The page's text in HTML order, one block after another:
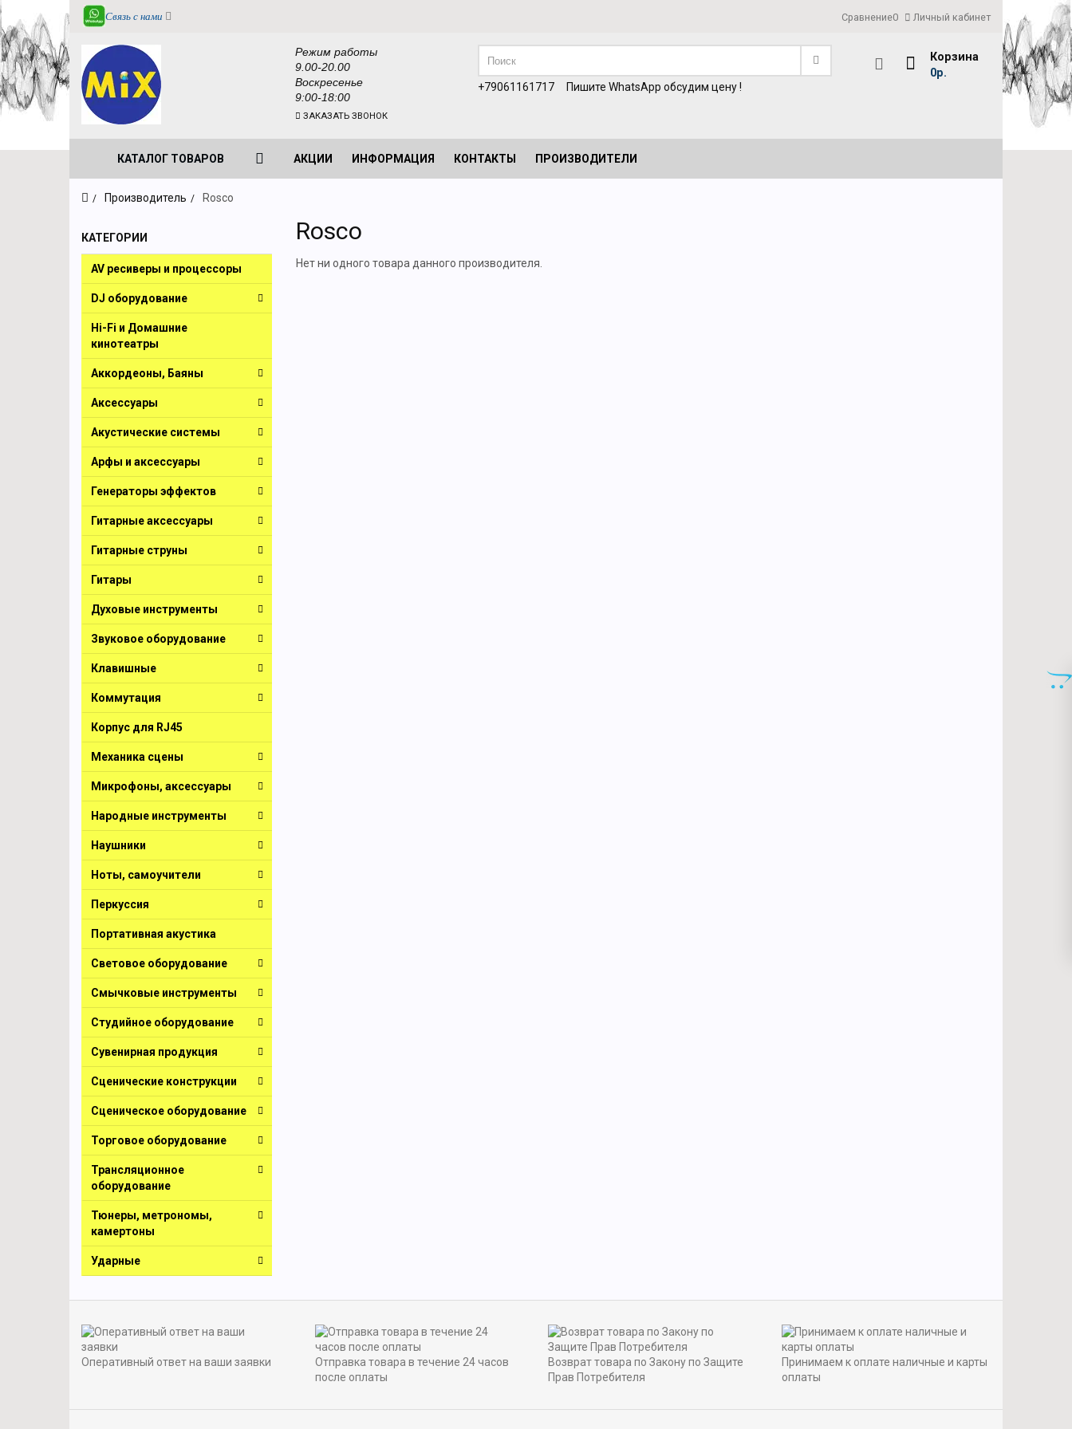
Связь с нами Сравнение0 Личный кабинет
Корзина
0р.
Режим работы
9.00-20.00
Воскресенье
9:00-18:00
ЗАКАЗАТЬ ЗВОНОК
+79061161717 Пишите WhatsApp обсудим цену !
КАТАЛОГ ТОВАРОВ АКЦИИ ИНФОРМАЦИЯ КОНТАКТЫ ПРОИЗВОДИТЕЛИ
Производитель Rosco
КАТЕГОРИИ
AV ресиверы и процессоры
DJ оборудование
Hi-Fi и Домашние
кинотеатры
Аккордеоны, Баяны
Аксессуары
Акустические системы
Арфы и аксессуары
Генераторы эффектов
Гитарные аксессуары
Гитарные струны
Гитары
Духовые инструменты
Звуковое оборудование
Клавишные
Коммутация
Корпус для RJ45
Механика сцены
Микрофоны, аксессуары
Народные инструменты
Наушники
Ноты, самоучители
Перкуссия
Портативная акустика
Световое оборудование
Смычковые инструменты
Студийное оборудование
Сувенирная продукция
Сценические конструкции
Сценическое оборудование
Торговое оборудование
Трансляционное
оборудование
Тюнеры, метрономы,
камертоны
Ударные
Rosco
Нет ни одного товара данного производителя.
Оперативный ответ на ваши заявки
Отправка товара в течение 24 часов
после оплаты
Возврат товара по Закону по Защите
Прав Потребителя
Принимаем к оплате наличные и карты
оплаты